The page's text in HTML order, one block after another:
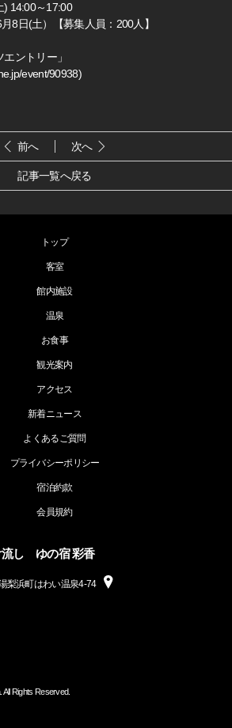
14:00～17:00
8日(土）【募集人員：200人】
ントリー」
event/90938)
前へ 次へ
記事一覧へ戻る
トップ
客室
館内施設
温泉
お食事
観光案内
アクセス
新着ニュース
よくあるご質問
プライバシーポリシー
宿泊約款
会員規約
流し ゆの宿 彩香
梨浜町はわい温泉4-74
Rights Reserved.